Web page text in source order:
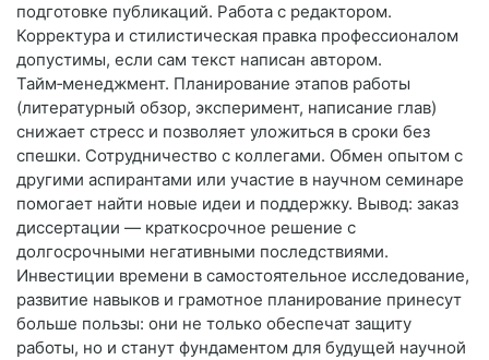
подготовке публикаций. Работа с редактором.
Корректура и стилистическая правка профессионалом
допустимы, если сам текст написан автором.
Тайм‑менеджмент. Планирование этапов работы
(литературный обзор, эксперимент, написание глав)
снижает стресс и позволяет уложиться в сроки без
спешки. Сотрудничество с коллегами. Обмен опытом с
другими аспирантами или участие в научном семинаре
помогает найти новые идеи и поддержку. Вывод: заказ
диссертации — краткосрочное решение с
долгосрочными негативными последствиями.
Инвестиции времени в самостоятельное исследование,
развитие навыков и грамотное планирование принесут
больше пользы: они не только обеспечат защиту
работы, но и станут фундаментом для будущей научной